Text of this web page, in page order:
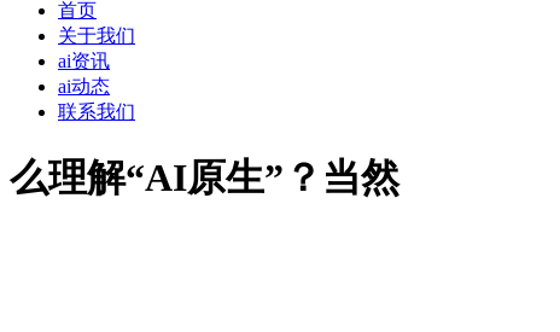
首页
关于我们
ai资讯
ai动态
联系我们
么理解“AI原生”？当然